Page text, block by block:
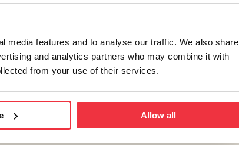
media features and to analyse our traffic. We also share
and analytics partners who may combine it with
from your use of their services.
Allow all